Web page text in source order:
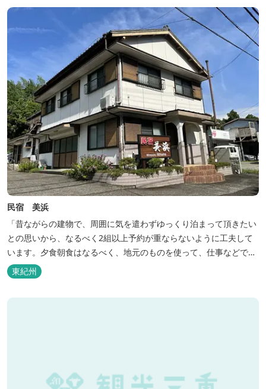
民宿 美浜
「昔ながらの建物で、周囲に気を遣わずゆっくり泊まって頂きたい
との思いから、なるべく2組以上予約が重ならないように工夫して
います。夕食朝食はなるべく、地元のものを使って、仕事などで連
泊の方には日替わりでご用意します。」オーナー様談。もし重なっ
た場合は、ごめんなさい。
東紀州